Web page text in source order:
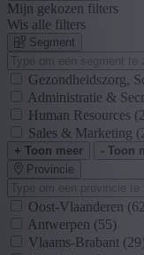
Mijn gekozen filters
Wis alle filters
Segment
Gezondheidszorg,
Administratie &
Human Resources
Sales & Marketing
+ Toon meer
- Toon
Provincie
Oost-Vlaanderen
Antwerpen (55)
Vlaams-Brabant (29)